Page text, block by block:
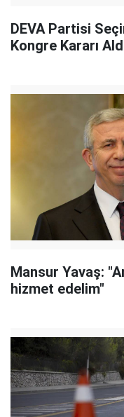
DEVA Partisi
Kongre Kararı
Mansur Yavaş:
hizmet edelim"